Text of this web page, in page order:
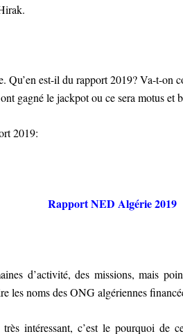
Qu’en est-il du rapport 2019? Va-t-on
gagné le jackpot ou ce sera motus et
2019:
Rapport NED Algérie 2019
d’activité, des missions, mais
les noms des ONG algériennes
intéressant, c’est le pourquoi de